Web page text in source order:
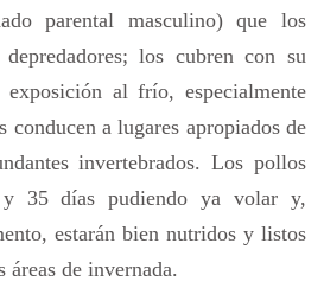
parental masculino) que los
los cubren con su
al frío, especialmente
conducen a lugares apropiados de
invertebrados. Los pollos
y 35 días pudiendo ya volar y,
estarán bien nutridos y listos
áreas de invernada.